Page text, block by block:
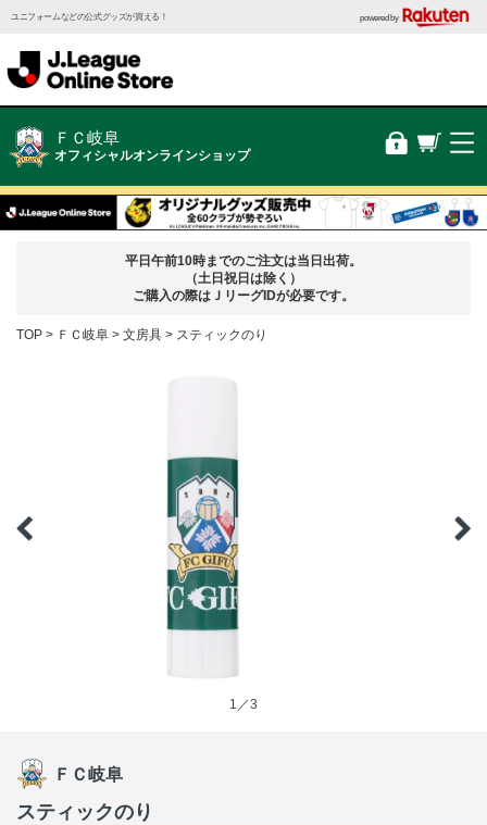
ユニフォームなどの公式グッズが買える！ powered by
ＦＣ岐阜
オフィシャルオンラインショップ
平日午前10時までのご注文は当日出荷。
（土日祝日は除く）
ご購入の際はＪリーグIDが必要です。
TOP ＦＣ岐阜 文房具 スティックのり
1／3
ＦＣ岐阜
スティックのり